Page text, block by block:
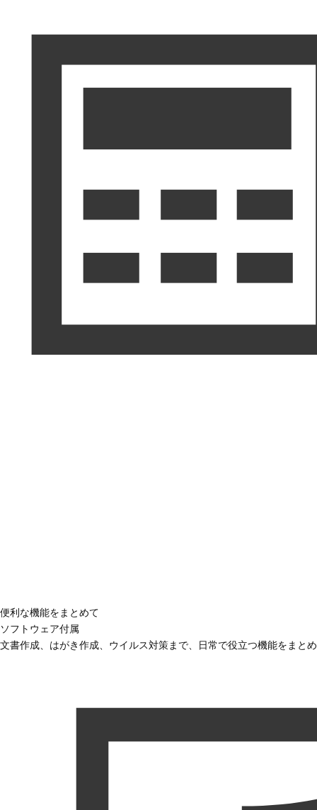
便利な機能をまとめて
ソフトウェア付属
文書作成、はがき作成、ウイルス対策まで、日常で役立つ機能をまと